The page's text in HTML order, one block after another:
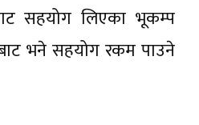
सहयोग लिएका भूकम्प
भने सहयोग रकम पाउने